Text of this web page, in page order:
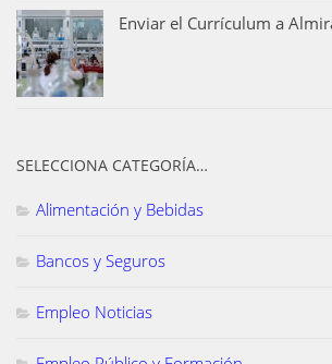
Enviar el Currículum a
SELECCIONA CATEGORÍA…
Alimentación y Bebidas
Bancos y Seguros
Empleo Noticias